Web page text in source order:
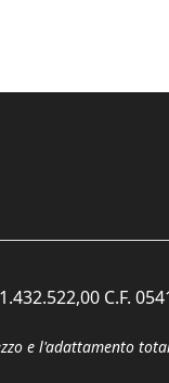
C.F.
e l'adattamento